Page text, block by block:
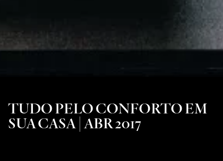
TUDO PELO CONFORTO EM
SUA CASA | ABR 2017